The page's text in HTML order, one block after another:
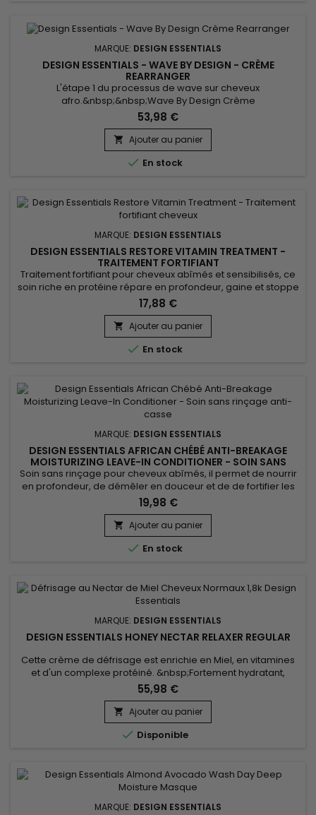
MARQUE: DESIGN ESSENTIALS
DESIGN ESSENTIALS - WAVE BY DESIGN - CRÈME
REARRANGER
L'étape 1 du processus de wave sur cheveux
afro.&nbsp;&nbsp;Wave By Design Crème
Rearranger&nbsp;est un défrisant multi-usage.&nbsp; Il
défrise en douceur les boucles naturelles des
cheveux.&nbsp; Enrichi d’hydratants pour que les cheveux
soient bien revitalisés, la formule à force simple (maximum)
convient à toutes les textures de cheveux.&nbsp;&nbsp;La...
53,98 €
 Ajouter au panier
 En stock
MARQUE: DESIGN ESSENTIALS
DESIGN ESSENTIALS RESTORE VITAMIN TREATMENT -
TRAITEMENT FORTIFIANT
Traitement fortifiant pour cheveux abîmés et sensibilisés, ce
soin riche en protéine répare en profondeur, gaine et stoppe
la casse.&nbsp; Bénéficiant des pouvoirs de la protéine de
blé, Design Essentials Restore Vitamin Treatment comble les
fissures dans la cuticule pour renforcer la structure interne
des cheveux, réduit la casse et les pointes...
17,88 €
 Ajouter au panier
 En stock
MARQUE: DESIGN ESSENTIALS
DESIGN ESSENTIALS AFRICAN CHÉBÉ ANTI-BREAKAGE
MOISTURIZING LEAVE-IN CONDITIONER - SOIN SANS
RINÇAGE HYDRATANT
Soin sans rinçage pour cheveux abîmés, il permet de nourrir
en profondeur, de démêler en douceur et de de fortifier les
cheveux affaiblis et de réduire la casse. Design Essentials
African Chébé Anti-Breakage Moisturizing Leave-In
Conditioner revitalise et hydrate instantanément les cheveux,
en adoucissant chaque mèche de la racine à la pointe
grâce à un...
19,98 €
 Ajouter au panier
 En stock
MARQUE: DESIGN ESSENTIALS
DESIGN ESSENTIALS HONEY NECTAR RELAXER REGULAR
Cette crème de défrisage est enrichie en Miel, en vitamines
et d'un complexe protéiné. &nbsp;Fortement hydratant,
Design Essentials Honey Nectar Relaxer renforce et revitalise
les cheveux. &nbsp;Il les laisse doux, lisses et hydratés.Pour
tous types de cheveux. &nbsp;Application facile !
55,98 €
 Ajouter au panier
 Disponible
MARQUE: DESIGN ESSENTIALS